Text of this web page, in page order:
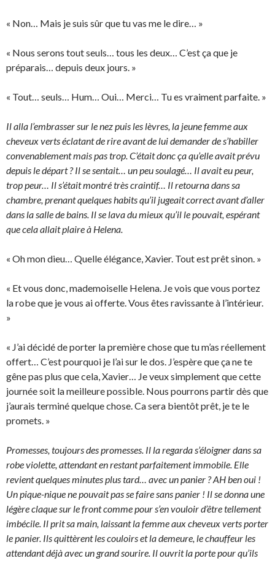
« Non… Mais je suis sûr que tu vas me le dire… »
« Nous serons tout seuls… tous les deux… C’est ça que je
préparais… depuis deux jours. »
« Tout… seuls… Hum… Oui… Merci… Tu es vraiment parfaite. »
Il alla l’embrasser sur le nez puis les lèvres, la jeune femme aux
cheveux verts éclatant de rire avant de lui demander de s’habiller
convenablement mais pas trop. C’était donc ça qu’elle avait prévu
depuis le départ ? Il se sentait… un peu soulagé… Il avait eu peur,
trop peur… Il s’était montré très craintif… Il retourna dans sa
chambre, prenant quelques habits qu’il jugeait correct avant d’aller
dans la salle de bains. Il se lava du mieux qu’il le pouvait, espérant
que cela allait plaire à Helena.
« Oh mon dieu… Quelle élégance, Xavier. Tout est prêt sinon. »
« Et vous donc, mademoiselle Helena. Je vois que vous portez
la robe que je vous ai offerte. Vous êtes ravissante à l’intérieur.
»
« J’ai décidé de porter la première chose que tu m’as réellement
offert… C’est pourquoi je l’ai sur le dos. J’espère que ça ne te
gêne pas plus que cela, Xavier… Je veux simplement que cette
journée soit la meilleure possible. Nous pourrons partir dès que
j’aurais terminé quelque chose. Ca sera bientôt prêt, je te le
promets. »
Promesses, toujours des promesses. Il la regarda s’éloigner dans sa
robe violette, attendant en restant parfaitement immobile. Elle
revient quelques minutes plus tard… avec un panier ? AH ben oui !
Un pique-nique ne pouvait pas se faire sans panier ! Il se donna une
légère claque sur le front comme pour s’en vouloir d’être tellement
imbécile. Il prit sa main, laissant la femme aux cheveux verts porter
le panier. Ils quittèrent les couloirs et la demeure, le chauffeur les
attendant déjà avec un grand sourire. Il ouvrit la porte pour qu’ils